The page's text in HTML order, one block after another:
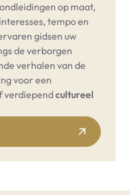
op maat,
tempo en
gidsen uw
de verborgen
verhalen van de
voor een
verdiependcultureel